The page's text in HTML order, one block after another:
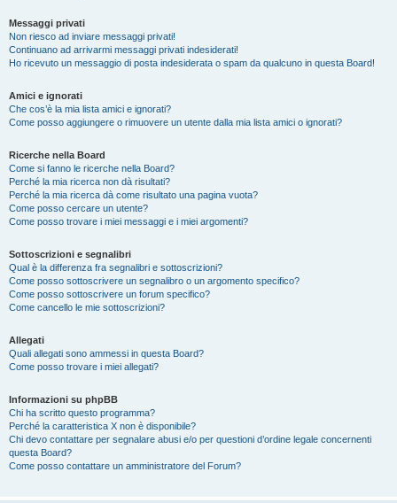
Messaggi privati
Non riesco ad inviare messaggi privati!
Continuano ad arrivarmi messaggi privati indesiderati!
Ho ricevuto un messaggio di posta indesiderata o spam da qualcuno in questa Board!
Amici e ignorati
Che cos’è la mia lista amici e ignorati?
Come posso aggiungere o rimuovere un utente dalla mia lista amici o ignorati?
Ricerche nella Board
Come si fanno le ricerche nella Board?
Perché la mia ricerca non dà risultati?
Perché la mia ricerca dà come risultato una pagina vuota?
Come posso cercare un utente?
Come posso trovare i miei messaggi e i miei argomenti?
Sottoscrizioni e segnalibri
Qual è la differenza fra segnalibri e sottoscrizioni?
Come posso sottoscrivere un segnalibro o un argomento specifico?
Come posso sottoscrivere un forum specifico?
Come cancello le mie sottoscrizioni?
Allegati
Quali allegati sono ammessi in questa Board?
Come posso trovare i miei allegati?
Informazioni su phpBB
Chi ha scritto questo programma?
Perché la caratteristica X non è disponibile?
Chi devo contattare per segnalare abusi e/o per questioni d’ordine legale concernenti
questa Board?
Come posso contattare un amministratore del Forum?